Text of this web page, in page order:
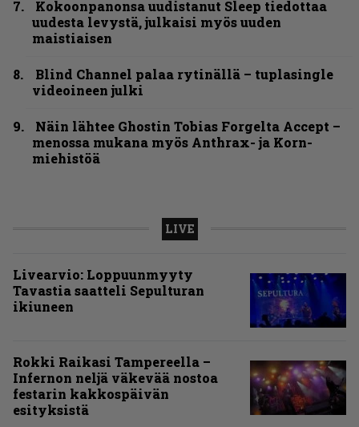
Kokoonpanonsa uudistanut Sleep tiedottaa
uudesta levystä, julkaisi myös uuden
maistiaisen
Blind Channel palaa rytinällä – tuplasingle
videoineen julki
Näin lähtee Ghostin Tobias Forgelta Accept –
menossa mukana myös Anthrax- ja Korn-
miehistöä
LIVE
Livearvio: Loppuunmyyty
Tavastia saatteli Sepulturan
ikiuneen
Rokki Raikasi Tampereella –
Infernon neljä väkevää nostoa
festarin kakkospäivän
esityksistä